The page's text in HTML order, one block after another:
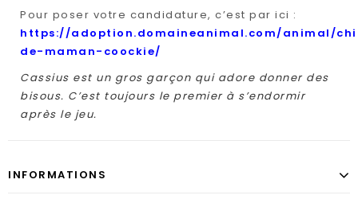
Pour poser votre candidature, c’est par ici :
https://adoption.domaineanimal.com/animal/
de-maman-coockie/
Cassius est un gros garçon qui adore donner des
bisous. C’est toujours le premier à s’endormir
après le jeu.
INFORMATIONS